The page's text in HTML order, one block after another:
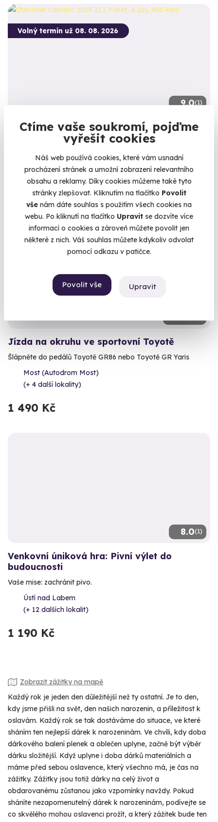
Ctíme vaše soukromí, pojďme
vyřešit cookies
Náš web používá cookies, které vám usnadní
procházení stránek a umožní zobrazení relevantního
obsahu a reklamy. Díky cookies můžeme také tyto
stránky zlepšovat. Kliknutím na tlačítko Povolit
vše nám dáte souhlas s použitím všech cookies na
webu. Po kliknutí na tlačítko Upravit se dozvíte více
informací o cookies a zároveň můžete povolit jen
některé z nich. Váš souhlas můžete kdykoliv odvolat
pomocí odkazu v patičce.
Povolit vše Upravit
9.0(1)
Volný termín už 08. 08. 2026
Jízda v Chevrolet Camaro ZL1 Paket
Zlatý americký muscle car jen pro vás
Trmice (okres Ústí nad Labem)
(+ 6 dalších lokalit)
1 399 Kč
Volný termín už 08. 08. 2026
Jízda na okruhu ve sportovní Toyotě
Šlápněte do pedálů Toyotě GR86 nebo Toyotě GR Yaris
Most (Autodrom Most)
(+ 4 další lokality)
1 490 Kč
8.0(1)
Venkovní úniková hra: Pivní výlet do
budoucnosti
Vaše mise: zachránit pivo.
Ústí nad Labem
(+ 12 dalších lokalit)
1 190 Kč
Zobrazit zážitky na mapě
Každý rok je jeden den důležitější než ty ostatní. Je to den,
kdy jsme přišli na svět, den našich narozenin, a příležitost k
oslavám. Každý rok se tak dostáváme do situace, ve které
sháním ten nejlepší dárek k narozeninám. Ve chvíli, kdy doba
dárkového balení plenek a oblečen uplyne, začně být výběr
dárku složitější. Když uplyne i doba dárků materiálních a
máme před sebou oslavence, který všechno má, je čas na
zážitky. Zážitky jsou totiž dárky na celý život a
obdarovanému zůstanou jako vzpomínky navždy. Pokud
sháníte nezapomenutelný dárek k narozeninám, podívejte se
co skvělého mohou oslavenci prožít, a který zážitek bude ten